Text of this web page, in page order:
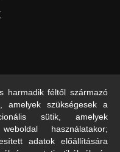
harmadik féltől származó
amelyek szükségesek a
sütik, amelyek
használatakor;
adatok előállítására